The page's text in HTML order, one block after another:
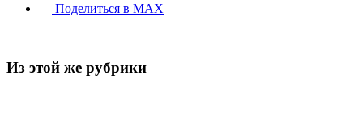
Поделиться в MAX
Из этой же рубрики